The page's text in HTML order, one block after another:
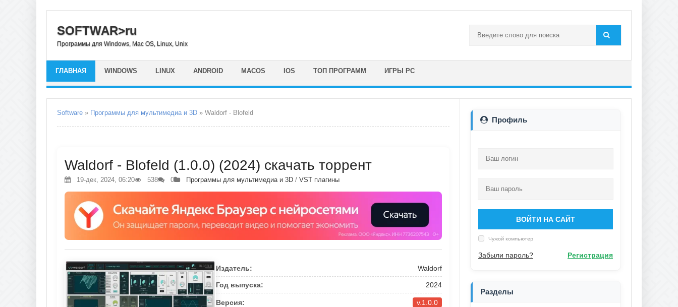
SOFTWAR>ru
Программы для Windows, Mac OS, Linux, Unix
ГЛАВНАЯ WINDOWS LINUX ANDROID MACOS IOS ТОП ПРОГРАММ ИГРЫ PC
Software » Программы для мультимедиа и 3D » Waldorf - Blofeld
Waldorf - Blofeld (1.0.0) (2024) скачать торрент
19-дек, 2024, 06:20 538 0 Программы для мультимедиа и 3D / VST плагины
Издатель: Waldorf
Год выпуска: 2024
Версия: v.1.0.0
Профиль
ВОЙТИ НА САЙТ
Чужой компьютер
Забыли пароль? Регистрация
Разделы